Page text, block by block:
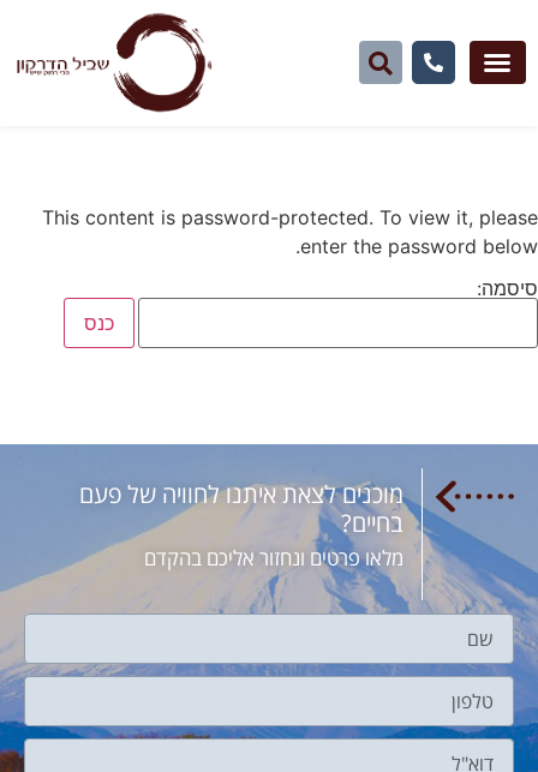
This content is password-protected. To view it, please
enter the password below.
סיסמה:
מוכנים לצאת איתנו לחוויה של פעם
בחיים?
מלאו פרטים ונחזור אליכם בהקדם